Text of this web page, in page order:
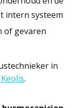
intern systeem
of gevaren
in
.